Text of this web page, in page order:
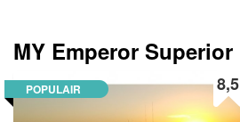
MY Emperor Superior
POPULAIR 8,5